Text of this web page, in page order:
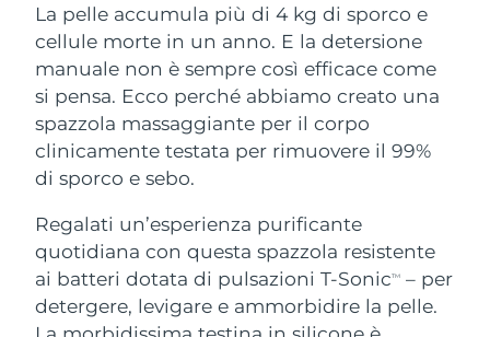
La pelle accumula più di 4 kg di sporco e
cellule morte in un anno. E la detersione
manuale non è sempre così efficace come
si pensa. Ecco perché abbiamo creato una
spazzola massaggiante per il corpo
clinicamente testata per rimuovere il 99%
di sporco e sebo.
Regalati un’esperienza purificante
quotidiana con questa spazzola resistente
ai batteri dotata di pulsazioni T-SonicTM
– per
detergere, levigare e ammorbidire la pelle.
LUNA™ 4 pacchetto
Anti-aging massage
LUNA™ 4 Plus
Massage, LED heating
LUNA™ 4 Men
For men, anti-aging massage
BEAR™ 2 pacchetto
Microcurrent toning
BEAR™ 2 go
Microcurrent toning on-the-go
BEAR™ 2 eyes & lips
Microcurrent line smoothing device
Idratazione
UFO™ 3 pacchetto
Deep facial hydration
UFO™ 3 LED
Near-infrared and red light therapy
device
Igiene orale
issa™ 4
Hybrid silicone sonic toothbrush
issa™ 4 plus
Smart hybrid silicone sonic toothbrush
TRATTAMENTI ANTI-AGE FAQ™
Anti-age Trattamenti LED
NEW
Bermuda Consegna stimata8/14/26
Bosnia ed
Erzegovina
Consegna stimata8/11/26
Brunei Consegna stimata8/13/26
Bulgaria Consegna stimata
Canada Consegna stimata8/12/26
Cile Consegna stimata8/12/26